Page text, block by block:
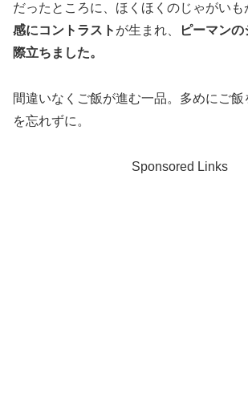
だったところに、ほくほくのじゃがいも
感にコントラスト が生まれ、
ピーマン
際立ちました。
間違いなくご飯が進む一品。多めにご飯
を忘れずに。
Sponsored Links